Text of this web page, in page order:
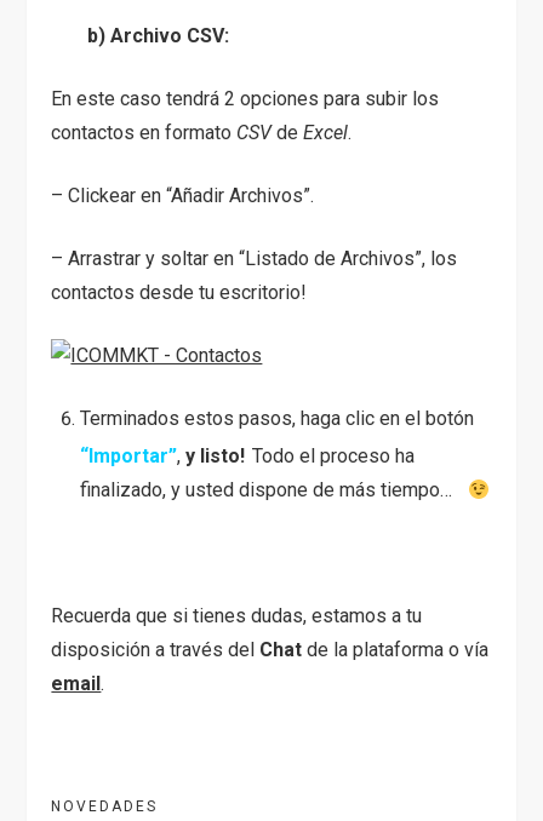
b) Archivo CSV:
En este caso tendrá 2 opciones para subir los
contactos en formato CSVdeExcel.
– Clickear en “Añadir Archivos”.
– Arrastrar y soltar en “Listado de Archivos”, los
contactos desde tu escritorio!
Terminados estos pasos, haga clic en el botón
“Importar”,y listo! Todo el proceso ha
finalizado, y usted dispone de más tiempo…
Recuerda que si tienes dudas, estamos a tu
disposición a través del Chat de la plataforma o vía
email.
NOVEDADES